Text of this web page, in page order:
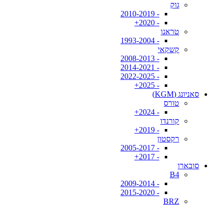
גוק
- 2010-2019
- 2020+
טראנו
- 1993-2004
קשקאי
- 2008-2013
- 2014-2021
- 2022-2025
- 2025+
סאניונג (KGM)
טורס
- 2024+
קורנדו
- 2019+
רקסטון
- 2005-2017
- 2017+
סובארו
B4
- 2009-2014
- 2015-2020
BRZ